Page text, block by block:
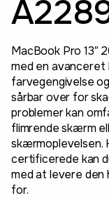
MacBook Pro 13″
med en
farvegengivelse
sårbar over for
problemer kan
flimrende skærm
skærmoplevelsen.
certificerede kan
med at levere den
for.